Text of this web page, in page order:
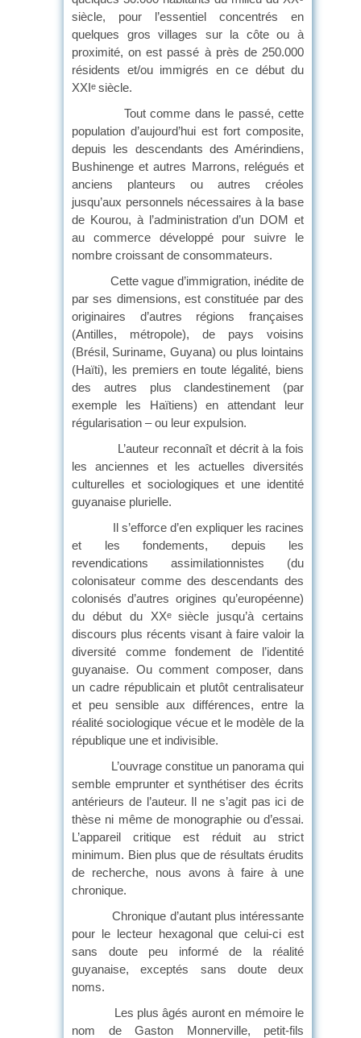
siècle, pour l’essentiel concentrés en
quelques gros villages sur la côte ou à
proximité, on est passé à près de 250.000
résidents et/ou immigrés en ce début du
XXIe siècle.
Tout comme dans le passé, cette
population d’aujourd’hui est fort composite,
depuis les descendants des Amérindiens,
Bushinenge et autres Marrons, relégués et
anciens planteurs ou autres créoles
jusqu’aux personnels nécessaires à la base
de Kourou, à l’administration d’un DOM et
au commerce développé pour suivre le
nombre croissant de consommateurs.
Cette vague d’immigration, inédite de
par ses dimensions, est constituée par des
originaires d’autres régions françaises
(Antilles, métropole), de pays voisins
(Brésil, Suriname, Guyana) ou plus lointains
(Haïti), les premiers en toute légalité, biens
des autres plus clandestinement (par
exemple les Haïtiens) en attendant leur
régularisation – ou leur expulsion.
L’auteur reconnaît et décrit à la fois
les anciennes et les actuelles diversités
culturelles et sociologiques et une identité
guyanaise plurielle.
Il s’efforce d’en expliquer les racines
et les fondements, depuis les
revendications assimilationnistes (du
colonisateur comme des descendants des
colonisés d’autres origines qu’européenne)
du début du XXesiècle jusqu’à certains
discours plus récents visant à faire valoir la
diversité comme fondement de l’identité
guyanaise. Ou comment composer, dans
un cadre républicain et plutôt centralisateur
et peu sensible aux différences, entre la
réalité sociologique vécue et le modèle de la
république une et indivisible.
L’ouvrage constitue un panorama qui
semble emprunter et synthétiser des écrits
antérieurs de l’auteur. Il ne s’agit pas ici de
thèse ni même de monographie ou d’essai.
L’appareil critique est réduit au strict
minimum. Bien plus que de résultats érudits
de recherche, nous avons à faire à une
chronique.
Chronique d’autant plus intéressante
pour le lecteur hexagonal que celui-ci est
sans doute peu informé de la réalité
guyanaise, exceptés sans doute deux
noms.
Les plus âgés auront en mémoire le
nom de Gaston Monnerville, petit-fils